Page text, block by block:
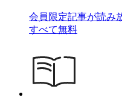
会員限定記事が読み
すべて無料